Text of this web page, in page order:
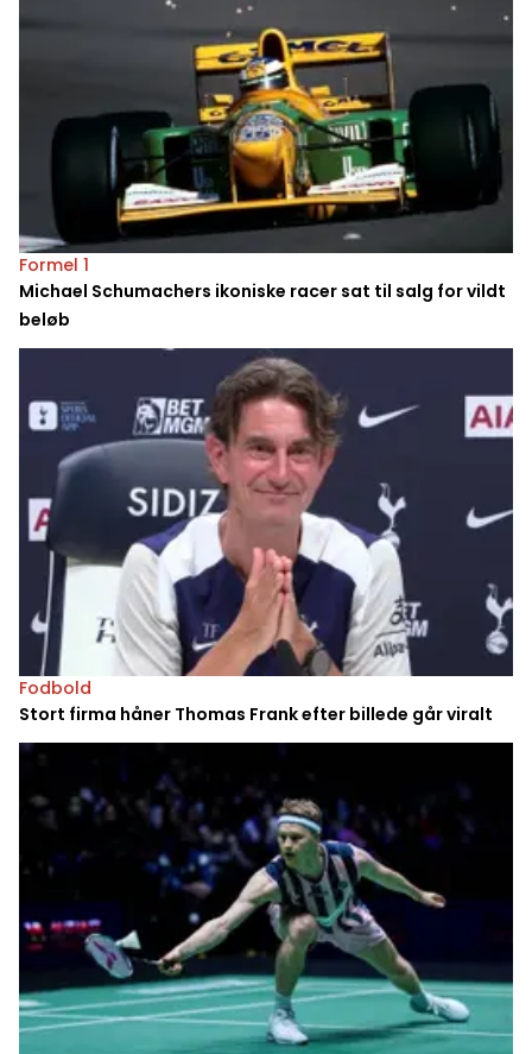
Formel 1
Michael Schumachers ikoniske racer sat til salg for vildt
beløb
Fodbold
Stort firma håner Thomas Frank efter billede går viralt